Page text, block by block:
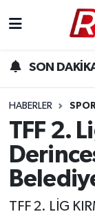
SON
HABERLER
TFF 2.
TFF 2. LİG
Gündem
Yurttan
Ekonomi
Teknoloji
Rize Hava
Rize Trafik
Süper Lig
Tüm